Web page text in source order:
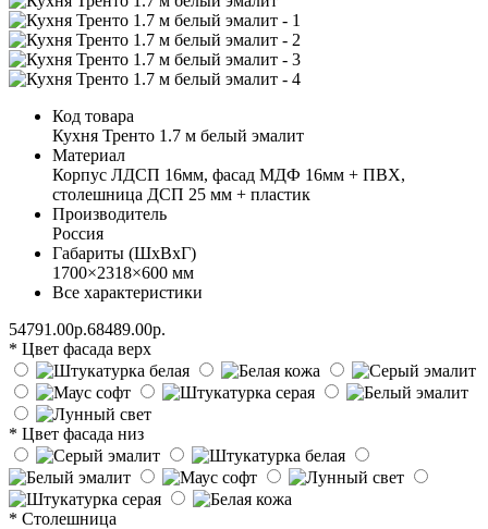
Код товара
Кухня Тренто 1.7 м белый эмалит
Материал
Корпус ЛДСП 16мм, фасад МДФ 16мм + ПВХ,
столешница ДСП 25 мм + пластик
Производитель
Россия
Габариты (ШхВхГ)
1700×2318×600 мм
Все характеристики
54791.00р.68489.00р.
* Цвет фасада верх
* Цвет фасада низ
* Столешница